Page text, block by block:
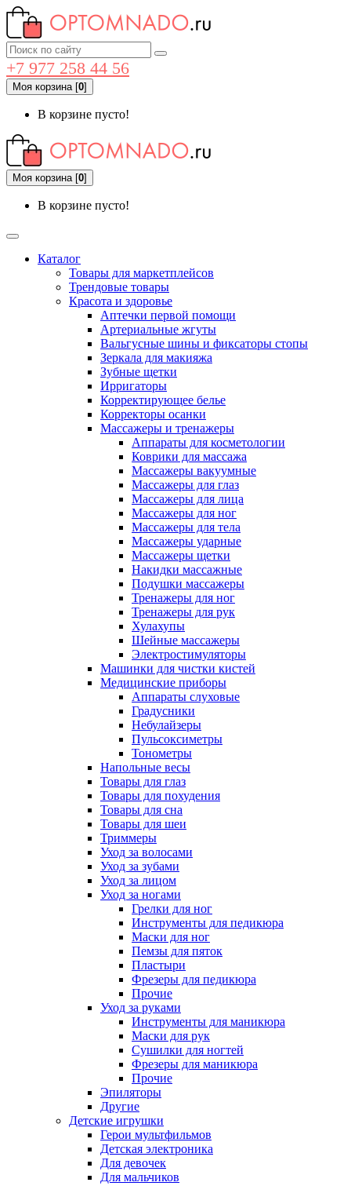
+7 977 258 44 56
Моя корзина[0]
В корзине пусто!
Моя корзина[0]
В корзине пусто!
Каталог
Товары для маркетплейсов
Трендовые товары
Красота и здоровье
Аптечки первой помощи
Артериальные жгуты
Вальгусные шины и фиксаторы стопы
Зеркала для макияжа
Зубные щетки
Ирригаторы
Корректирующее белье
Корректоры осанки
Массажеры и тренажеры
Аппараты для косметологии
Коврики для массажа
Массажеры вакуумные
Массажеры для глаз
Массажеры для лица
Массажеры для ног
Массажеры для тела
Массажеры ударные
Массажеры щетки
Накидки массажные
Подушки массажеры
Тренажеры для ног
Тренажеры для рук
Хулахупы
Шейные массажеры
Электростимуляторы
Машинки для чистки кистей
Медицинские приборы
Аппараты слуховые
Градусники
Небулайзеры
Пульсоксиметры
Тонометры
Напольные весы
Товары для глаз
Товары для похудения
Товары для сна
Товары для шеи
Триммеры
Уход за волосами
Уход за зубами
Уход за лицом
Уход за ногами
Грелки для ног
Инструменты для педикюра
Маски для ног
Пемзы для пяток
Пластыри
Фрезеры для педикюра
Прочие
Уход за руками
Инструменты для маникюра
Маски для рук
Сушилки для ногтей
Фрезеры для маникюра
Прочие
Эпиляторы
Другие
Детские игрушки
Герои мультфильмов
Детская электроника
Для девочек
Для мальчиков